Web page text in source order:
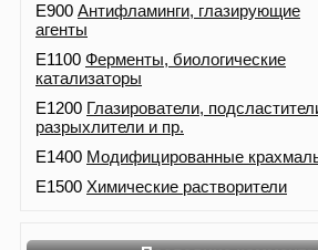
E900 Антифламинги, глазирующие
агенты
E1100 Ферменты, биологические
катализаторы
E1200 Глазирователи,
разрыхлители и пр.
E1400 Модифицированные
E1500 Химические растворители